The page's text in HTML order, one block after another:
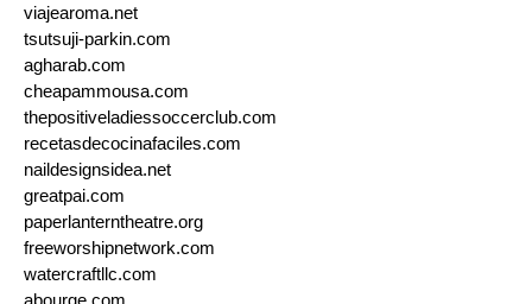
viajearoma.net
tsutsuji-parkin.com
agharab.com
cheapammousa.com
thepositiveladiessoccerclub.com
recetasdecocinafaciles.com
naildesignsidea.net
greatpai.com
paperlanterntheatre.org
freeworshipnetwork.com
watercraftllc.com
abourge.com